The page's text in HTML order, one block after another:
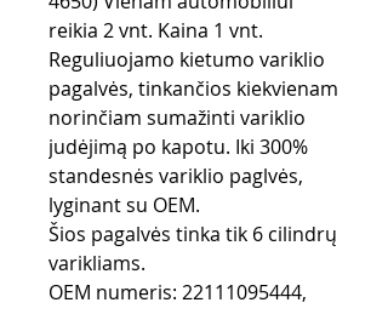
reikia 2 vnt. Kaina 1 vnt.
Reguliuojamo kietumo variklio
pagalvės, tinkančios kiekvienam
norinčiam sumažinti variklio
judėjimą po kapotu. Iki 300%
standesnės variklio paglvės,
lyginant su OEM.
Šios pagalvės tinka tik 6 cilindrų
varikliams.
OEM numeris: 22111095444,